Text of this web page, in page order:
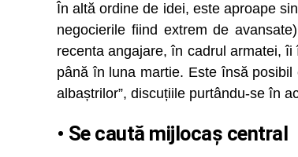
În altă ordine de idei, este aproape
negocierile fiind extrem de
recenta angajare, în cadrul armatei,
până în luna martie. Este însă posibil
albaștrilor”, discuțiile purtându-se în
• Se caută mijlocaș central